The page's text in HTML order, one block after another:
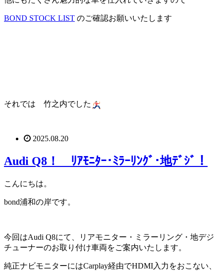
BOND STOCK LIST のご確認お願いいたします
それでは 竹之内でした
2025.08.20
Audi Q8！ ﾘｱﾓﾆﾀｰ･ﾐﾗｰﾘﾝｸﾞ･地ﾃﾞｼﾞ！
こんにちは。
bond浦和の岸です。
今回はAudi Q8にて、リアモニター・ミラーリング・地デジ
チューナーのお取り付け車両をご案内いたします。
純正ナビモニターにはCarplay経由でHDMI入力をおこない、